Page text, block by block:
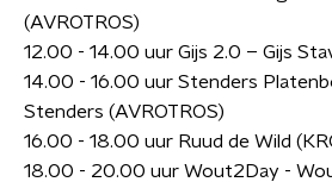
(AVROTROS)
12.00 - 14.00 uur Gijs 2.0 – Gijs
14.00 - 16.00 uur Stenders
Stenders (AVROTROS)
16.00 - 18.00 uur Ruud de Wild
18.00 - 20.00 uur Wout2Day -